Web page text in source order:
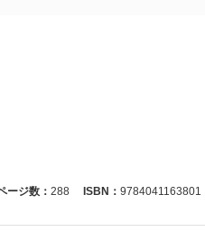
ージ数： 288 ISBN： 9784041163801